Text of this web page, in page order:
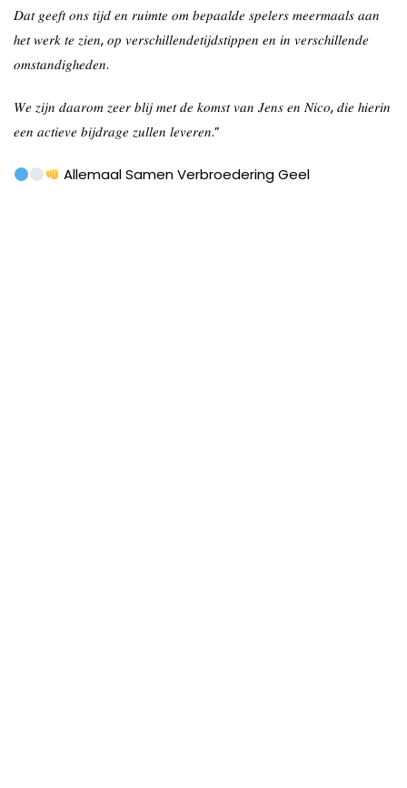
𝐷𝑎𝑡 𝑔𝑒𝑒𝑓𝑡𝑜𝑛𝑠𝑡𝑖𝑗𝑑𝑒𝑛 𝑟𝑢𝑖𝑚𝑡𝑒𝑜𝑚𝑏𝑒𝑝𝑎𝑎𝑙𝑑𝑒𝑠𝑝𝑒𝑙𝑒𝑟𝑠𝑚𝑒𝑒𝑟𝑚𝑎𝑎𝑙𝑠𝑎𝑎𝑛
ℎ𝑒𝑡𝑤𝑒𝑟𝑘𝑡𝑒𝑧𝑖𝑒𝑛,𝑜𝑝 𝑣𝑒𝑟𝑠𝑐ℎ𝑖𝑙𝑙𝑒𝑛𝑑𝑒𝑡𝑖𝑗𝑑𝑠𝑡𝑖𝑝𝑝𝑒𝑛 𝑒𝑛 𝑖𝑛 𝑣𝑒𝑟𝑠𝑐ℎ𝑖𝑙𝑙𝑒𝑛𝑑𝑒
𝑜𝑚𝑠𝑡𝑎𝑛𝑑𝑖𝑔ℎ𝑒𝑑𝑒𝑛.
𝑊𝑒𝑧𝑖𝑗𝑛 𝑑𝑎𝑎𝑟𝑜𝑚𝑧𝑒𝑒𝑟𝑏𝑙𝑖𝑗𝑚𝑒𝑡𝑑𝑒𝑘𝑜𝑚𝑠𝑡𝑣𝑎𝑛 𝐽𝑒𝑛𝑠𝑒𝑛 𝑁𝑖𝑐𝑜,𝑑𝑖𝑒ℎ𝑖𝑒𝑟𝑖𝑛
𝑒𝑒𝑛 𝑎𝑐𝑡𝑖𝑒𝑣𝑒𝑏𝑖𝑗𝑑𝑟𝑎𝑔𝑒𝑧𝑢𝑙𝑙𝑒𝑛 𝑙𝑒𝑣𝑒𝑟𝑒𝑛.”
Allemaal Samen Verbroedering Geel